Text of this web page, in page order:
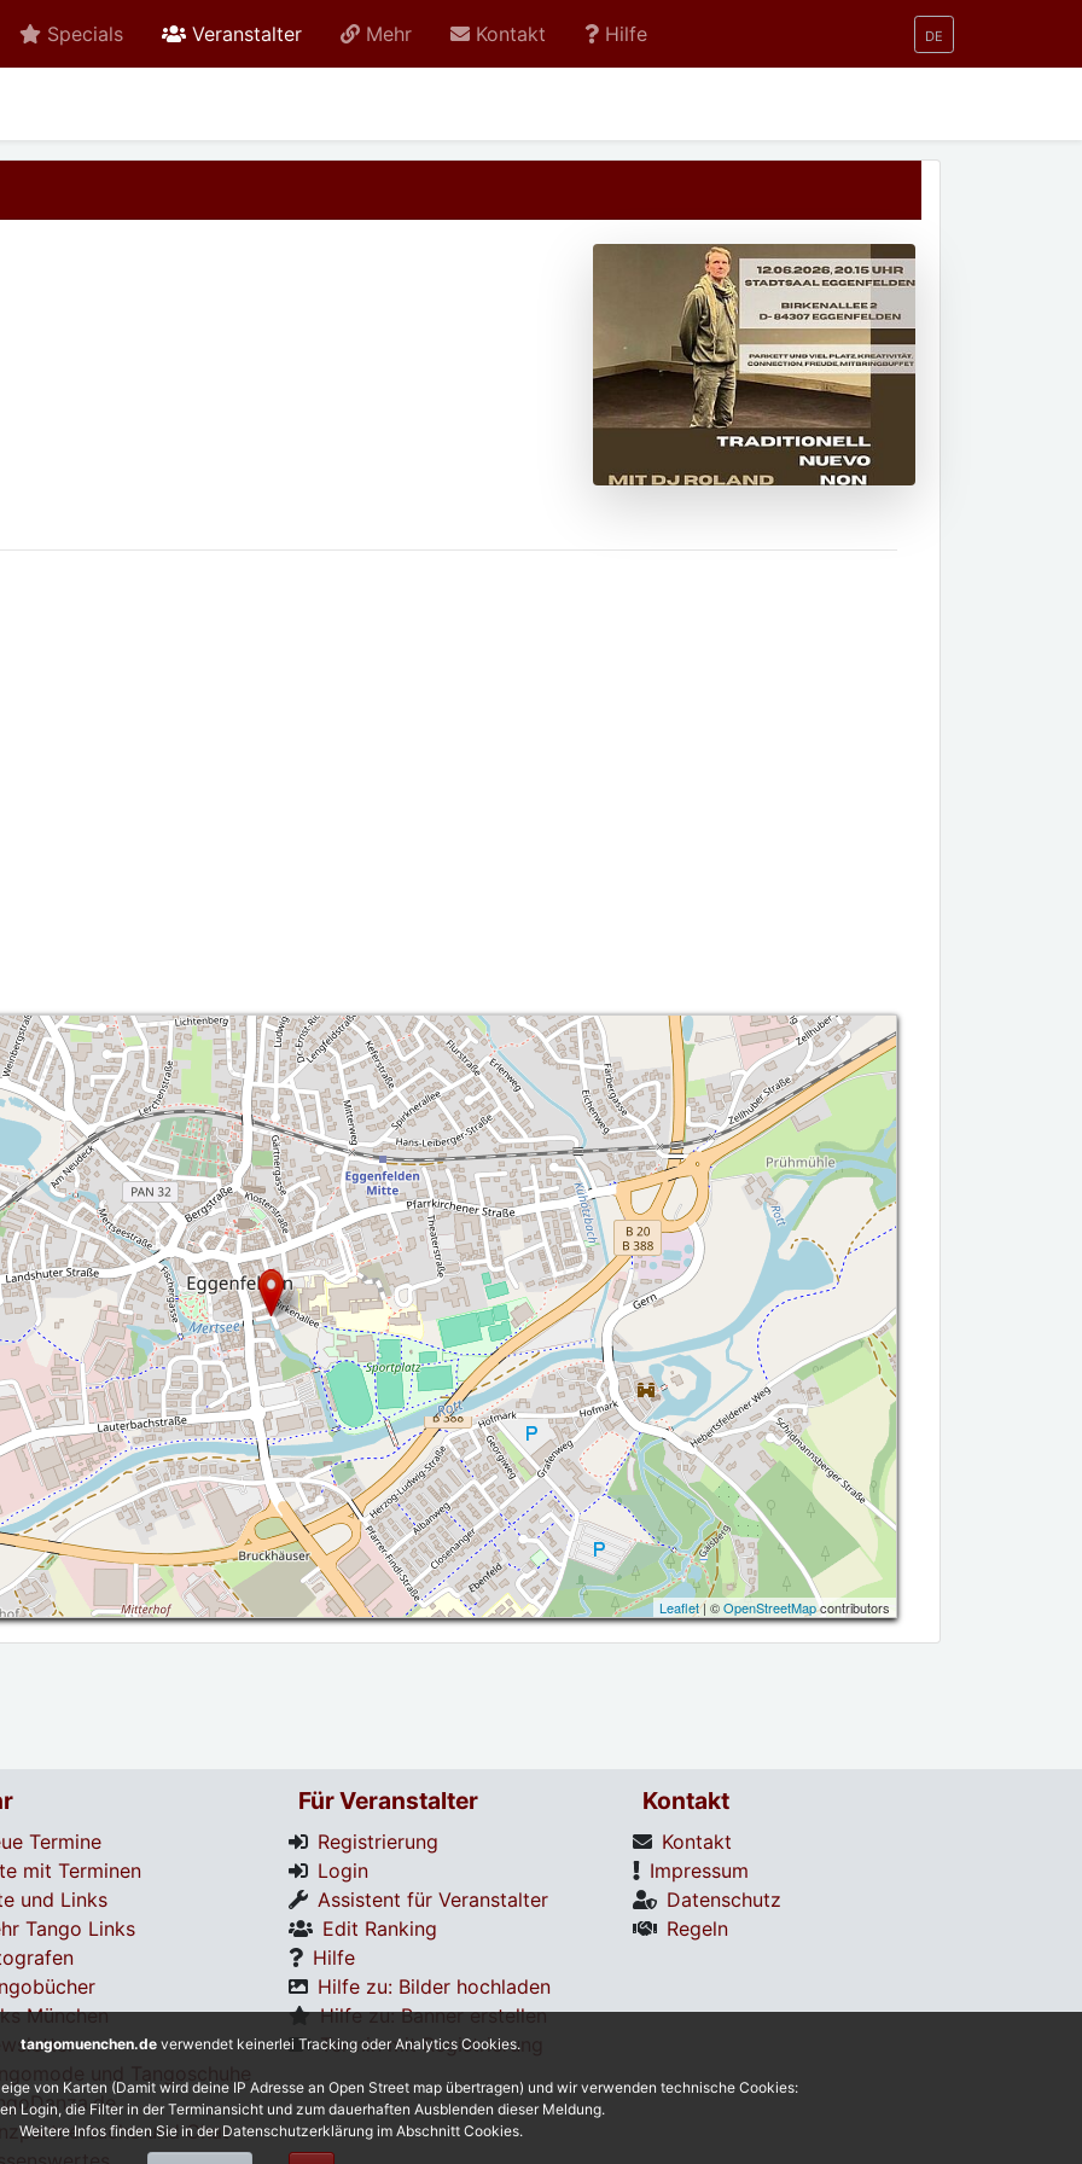
Specials Veranstalteractive Mehr Kontakt Hilfe DE
Leaflet| ©OpenStreetMapcontributors
Termine
mit Terminen
und Links
Tango Links
München
und Chat
Für Veranstalter
Registrierung
Login
Assistent für Veranstalter
Edit Ranking
Hilfe
Hilfe zu: Bilder hochladen
Hilfe zu: Banner erstellen
Termin mit Registrierung
Kontakt
Kontakt
Impressum
Datenschutz
Regeln
tangomuenchen.de verwendet keinerlei Tracking oder Analytics Cookies.
von Karten (Damit wird deine IP Adresse an Open Street map übertragen) und wir verwenden technische Cookies:
Login, die Filter in der Terminansicht und zum dauerhaften Ausblenden dieser Meldung.
Weitere Infos finden Sie in der Datenschutzerklärung im Abschnitt Cookies.